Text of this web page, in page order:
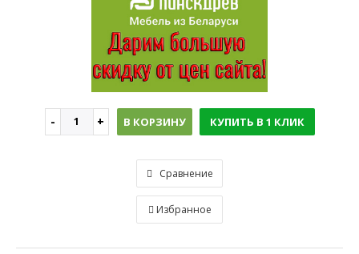
В КОРЗИНУ КУПИТЬ В 1 КЛИК
Сравнение
Избранное